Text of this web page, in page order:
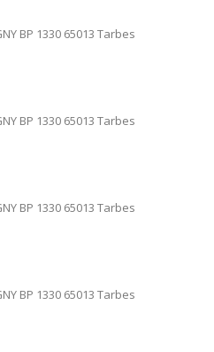
BP 1330 65013 Tarbes
BP 1330 65013 Tarbes
BP 1330 65013 Tarbes
BP 1330 65013 Tarbes